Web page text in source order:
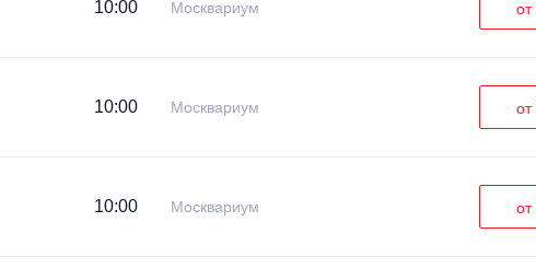
10:00 Москвариум от
10:00 Москвариум от
10:00 Москвариум от